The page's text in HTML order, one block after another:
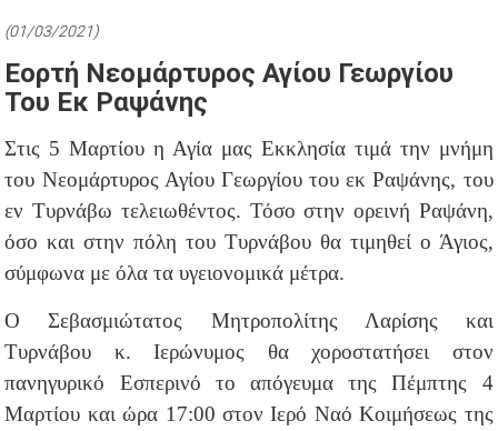
(01/03/2021)
Εορτή Νεομάρτυρος Αγίου Γεωργίου
Του Εκ Ραψάνης
Στις 5 Μαρτίου η Αγία μας Εκκλησία τιμά την μνήμη
του Νεομάρτυρος Αγίου Γεωργίου του εκ Ραψάνης, του
εν Τυρνάβω τελειωθέντος. Τόσο στην ορεινή Ραψάνη,
όσο και στην πόλη του Τυρνάβου θα τιμηθεί ο Άγιος,
σύμφωνα με όλα τα υγειονομικά μέτρα.
Ο Σεβασμιώτατος Μητροπολίτης Λαρίσης και
Τυρνάβου κ. Ιερώνυμος θα χοροστατήσει στον
πανηγυρικό Εσπερινό το απόγευμα της Πέμπτης 4
Μαρτίου και ώρα 17:00 στον Ιερό Ναό Κοιμήσεως της